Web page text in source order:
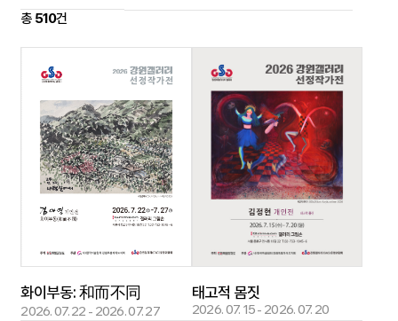
총 510건
화이부동: 和而不同
2026. 07. 22 - 2026. 07. 27
태고적 몸짓
2026. 07. 15 - 2026. 07. 20